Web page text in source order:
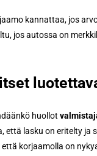
kannattaa, jos
jos autossa on
huollot
että lasku on eritelty ja
että korjaamolla on